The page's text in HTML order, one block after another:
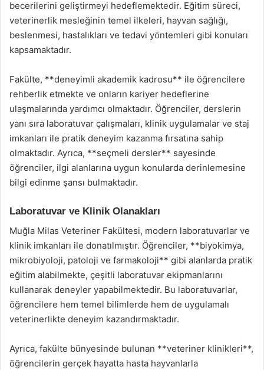
becerilerini geliştirmeyi hedeflemektedir. Eğitim süreci,
veterinerlik mesleğinin temel ilkeleri, hayvan sağlığı,
beslenmesi, hastalıkları ve tedavi yöntemleri gibi konuları
kapsamaktadır.
Fakülte, **deneyimli akademik kadrosu** ile öğrencilere
rehberlik etmekte ve onların kariyer hedeflerine
ulaşmalarında yardımcı olmaktadır. Öğrenciler, derslerin
yanı sıra laboratuvar çalışmaları, klinik uygulamalar ve staj
imkanları ile pratik deneyim kazanma fırsatına sahip
olmaktadır. Ayrıca, **seçmeli dersler** sayesinde
öğrenciler, ilgi alanlarına uygun konularda derinlemesine
bilgi edinme şansı bulmaktadır.
Laboratuvar ve Klinik Olanakları
Muğla Milas Veteriner Fakültesi, modern laboratuvarlar ve
klinik imkanları ile donatılmıştır. Öğrenciler, **biyokimya,
mikrobiyoloji, patoloji ve farmakoloji** gibi alanlarda pratik
eğitim alabilmekte, çeşitli laboratuvar ekipmanlarını
kullanarak deneyler yapabilmektedir. Bu laboratuvarlar,
öğrencilere hem temel bilimlerde hem de uygulamalı
veterinerlikte deneyim kazandırmaktadır.
Ayrıca, fakülte bünyesinde bulunan **veteriner klinikleri**,
öğrencilerin gerçek hayatta hasta hayvanlarla